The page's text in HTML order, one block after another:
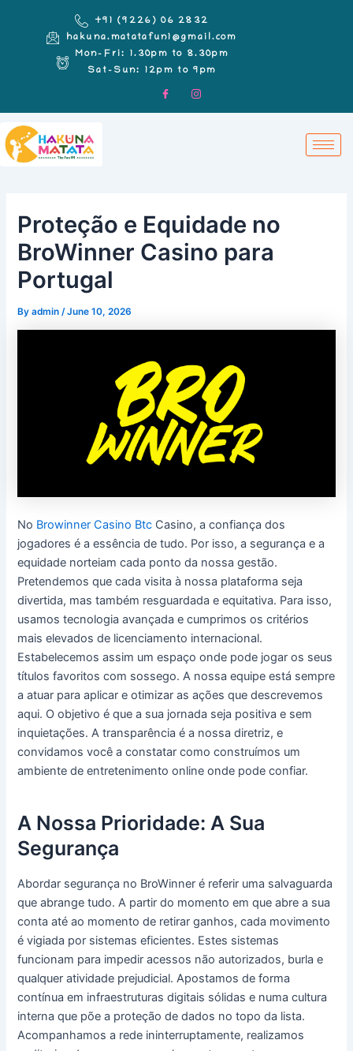
+91 (9226) 06 2832
hakuna.matatafun1@gmail.com
Mon-Fri: 1.30pm to 8.30pm
Sat-Sun: 12pm to 9pm
Proteção e Equidade no
BroWinner Casino para
Portugal
Byadmin /June 10, 2026
No Browinner Casino Btc Casino, a confiança dos
jogadores é a essência de tudo. Por isso, a segurança e a
equidade norteiam cada ponto da nossa gestão.
Pretendemos que cada visita à nossa plataforma seja
divertida, mas também resguardada e equitativa. Para isso,
usamos tecnologia avançada e cumprimos os critérios
mais elevados de licenciamento internacional.
Estabelecemos assim um espaço onde pode jogar os seus
títulos favoritos com sossego. A nossa equipe está sempre
a atuar para aplicar e otimizar as ações que descrevemos
aqui. O objetivo é que a sua jornada seja positiva e sem
inquietações. A transparência é a nossa diretriz, e
convidamos você a constatar como construímos um
ambiente de entretenimento online onde pode confiar.
A Nossa Prioridade: A Sua
Segurança
Abordar segurança no BroWinner é referir uma salvaguarda
que abrange tudo. A partir do momento em que abre a sua
conta até ao momento de retirar ganhos, cada movimento
é vigiada por sistemas eficientes. Estes sistemas
funcionam para impedir acessos não autorizados, burla e
qualquer atividade prejudicial. Apostamos de forma
contínua em infraestruturas digitais sólidas e numa cultura
interna que põe a proteção de dados no topo da lista.
Acompanhamos a rede ininterruptamente, realizamos